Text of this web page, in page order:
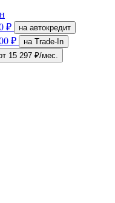
₽ на автокредит
₽
на Trade-In
15 297 ₽/мес.